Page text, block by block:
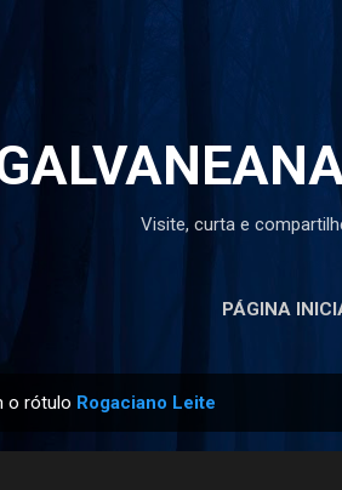
Visite, curta e
PÁGINA
o rótulo Rogaciano Leite